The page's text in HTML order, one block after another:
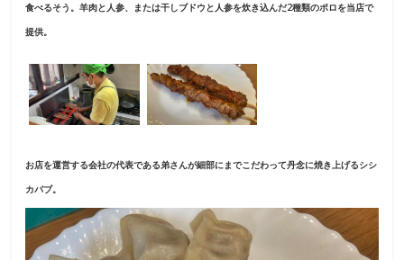
食べるそう。羊肉と人参、または干しブドウと人参を炊き込んだ2種類のポロを当店で
提供。
お店を運営する会社の代表である弟さんが細部にまでこだわって丹念に焼き上げるシシ
カバブ。